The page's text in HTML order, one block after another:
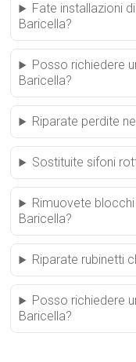
Fate installazioni
Baricella?
Posso richiedere
Baricella?
Riparate perdite
Sostituite sifoni
Rimuovete
Baricella?
Riparate rubinetti
Posso richiedere
Baricella?